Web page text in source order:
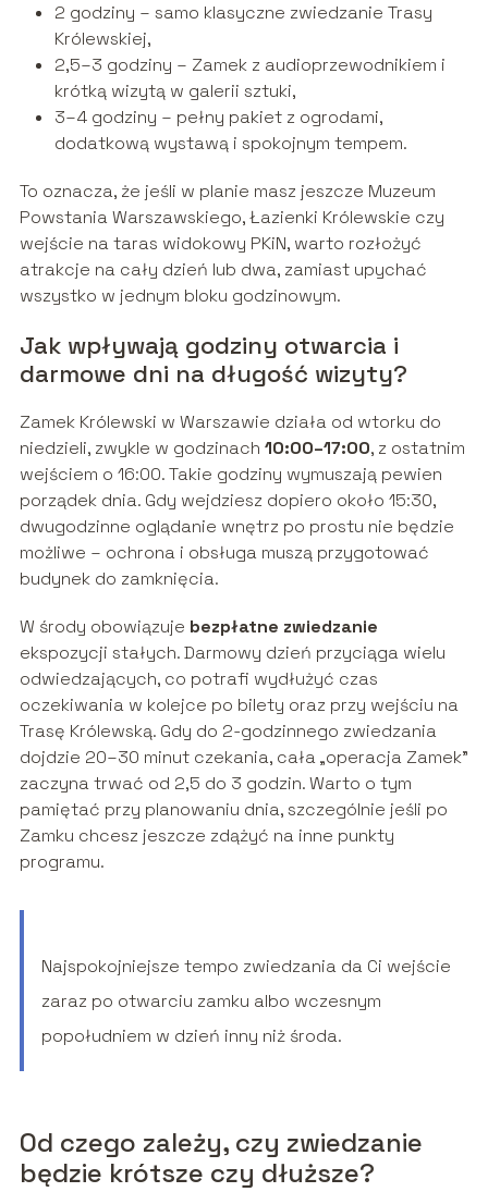
2 godziny – samo klasyczne zwiedzanie Trasy
Królewskiej,
2,5–3 godziny – Zamek z audioprzewodnikiem i
krótką wizytą w galerii sztuki,
3–4 godziny – pełny pakiet z ogrodami,
dodatkową wystawą i spokojnym tempem.
To oznacza, że jeśli w planie masz jeszcze Muzeum
Powstania Warszawskiego, Łazienki Królewskie czy
wejście na taras widokowy PKiN, warto rozłożyć
atrakcje na cały dzień lub dwa, zamiast upychać
wszystko w jednym bloku godzinowym.
Jak wpływają godziny otwarcia i
darmowe dni na długość wizyty?
Zamek Królewski w Warszawie działa od wtorku do
niedzieli, zwykle w godzinach 10:00–17:00, z ostatnim
wejściem o 16:00. Takie godziny wymuszają pewien
porządek dnia. Gdy wejdziesz dopiero około 15:30,
dwugodzinne oglądanie wnętrz po prostu nie będzie
możliwe – ochrona i obsługa muszą przygotować
budynek do zamknięcia.
W środy obowiązuje bezpłatne zwiedzanie
ekspozycji stałych. Darmowy dzień przyciąga wielu
odwiedzających, co potrafi wydłużyć czas
oczekiwania w kolejce po bilety oraz przy wejściu na
Trasę Królewską. Gdy do 2-godzinnego zwiedzania
dojdzie 20–30 minut czekania, cała „operacja Zamek”
zaczyna trwać od 2,5 do 3 godzin. Warto o tym
pamiętać przy planowaniu dnia, szczególnie jeśli po
Zamku chcesz jeszcze zdążyć na inne punkty
programu.
Najspokojniejsze tempo zwiedzania da Ci wejście
zaraz po otwarciu zamku albo wczesnym
popołudniem w dzień inny niż środa.
Od czego zależy, czy zwiedzanie
będzie krótsze czy dłuższe?